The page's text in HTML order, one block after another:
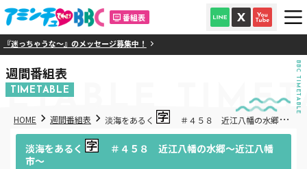
番組表
迷っちゃうな～』のメッセージ募集中！
週間番組表
TIMETABLE BBC TIMETABLE
HOME 週間番組表 淡海をあるく
＃４５８ 近江八幡の水郷～近
江八幡市～
淡海をあるく
＃４５８ 近江八幡の水郷～近江八幡
市～